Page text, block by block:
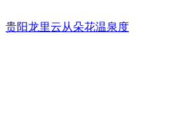
贵阳龙里云从朵花温泉度